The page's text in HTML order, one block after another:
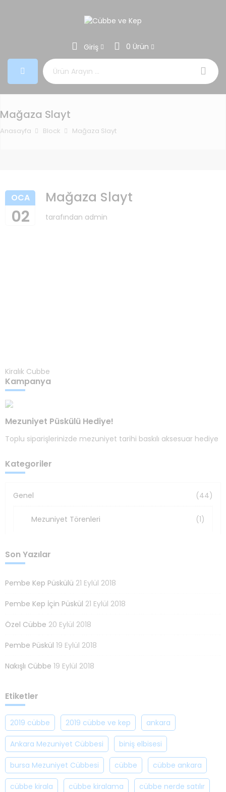
Giriş
0 Ürün
Mağaza Slayt
Anasayfa Block Mağaza Slayt
OCA
02
Mağaza Slayt
tarafından admin
Kiralık Cubbe
Kampanya
Mezuniyet Püskülü Hediye!
Toplu siparişlerinizde mezuniyet tarihi baskılı aksesuar hediye
Kategoriler
Genel (44)
Mezuniyet Törenleri (1)
Son Yazılar
Pembe Kep Püskülü 21 Eylül 2018
Pembe Kep İçin Püskül 21 Eylül 2018
Özel Cübbe 20 Eylül 2018
Pembe Püskül 19 Eylül 2018
Nakışlı Cübbe 19 Eylül 2018
Etiketler
2019 cübbe 2019 cübbe ve kep ankara
Ankara Mezuniyet Cübbesi biniş elbisesi
bursa Mezuniyet Cübbesi cübbe cübbe ankara
cübbe kirala cübbe kiralama cübbe nerde satılır